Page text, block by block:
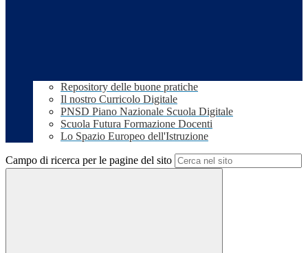
Repository delle buone pratiche
Il nostro Curricolo Digitale
PNSD Piano Nazionale Scuola Digitale
Scuola Futura Formazione Docenti
Lo Spazio Europeo dell'Istruzione
Campo di ricerca per le pagine del sito